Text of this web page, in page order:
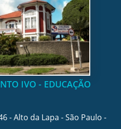
IVO - EDUCAÇÃO
- Alto da Lapa - São Paulo -